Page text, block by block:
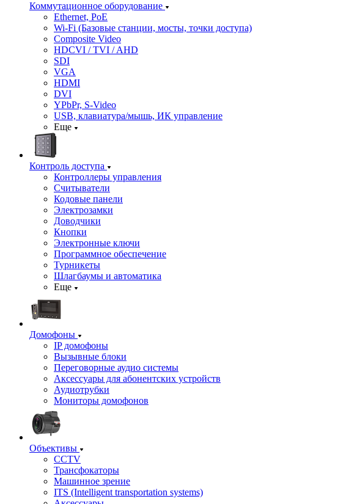
Коммутационное оборудование
Ethernet, PoE
Wi-Fi (Базовые станции, мосты, точки доступа)
Composite Video
HDCVI / TVI / AHD
SDI
VGA
HDMI
DVI
YPbPr, S-Video
USB, клавиатура/мышь, ИК управление
Еще
Контроль доступа
Контроллеры управления
Считыватели
Кодовые панели
Электрозамки
Доводчики
Кнопки
Электронные ключи
Программное обеспечение
Турникеты
Шлагбаумы и автоматика
Еще
Домофоны
IP домофоны
Вызывные блоки
Переговорные аудио системы
Аксессуары для абонентских устройств
Аудиотрубки
Мониторы домофонов
Объективы
CCTV
Трансфокаторы
Машинное зрение
ITS (Intelligent transportation systems)